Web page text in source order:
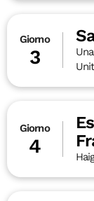
Giorno
3
Giorno
4